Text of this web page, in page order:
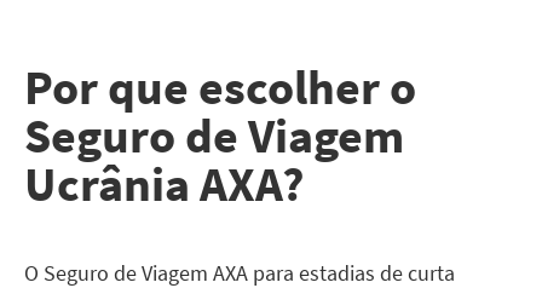
Por que escolher o
Seguro de Viagem
Ucrânia AXA?
O Seguro de Viagem AXA para estadias de curta